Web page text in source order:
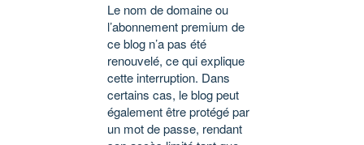
Le nom de domaine ou
l’abonnement premium de
ce blog n’a pas été
renouvelé, ce qui explique
cette interruption. Dans
certains cas, le blog peut
également être protégé par
un mot de passe, rendant